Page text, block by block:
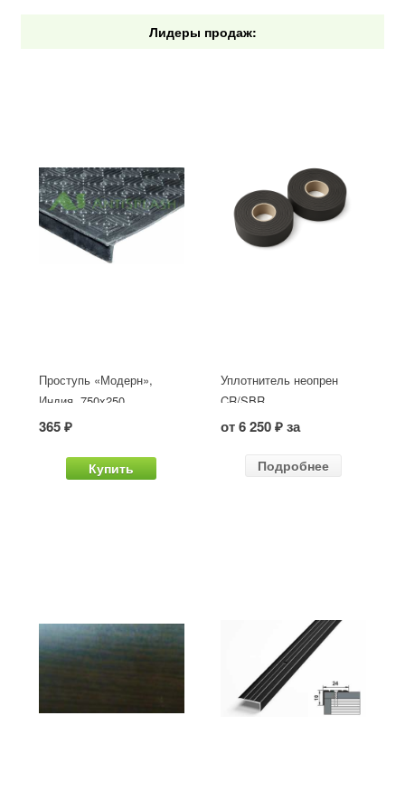
Лидеры продаж:
Проступь «Модерн»,
Индия, 750x250
365 ₽
Купить
Уплотнитель неопрен
CR/SBR
от 6 250 ₽ за
Подробнее